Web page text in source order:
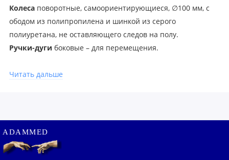
Колеса поворотные, самоориентирующиеся, ∅100 мм, с
ободом из полипропилена и шинкой из серого
полиуретана, не оставляющего следов на полу.
Ручки-дуги боковые – для перемещения.
ящиками из нержавеющей стали.
Читать дальше
ADAMMED